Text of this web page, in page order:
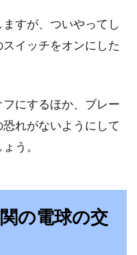
も気軽に飾ることができるア
おしゃれなインテリアを演出
ランプはこれで決ま
おしゃれ空間！
すが、ついやってし
イッチをオンにした
にするほか、ブレー
れがないようにして
う。
の電球の交